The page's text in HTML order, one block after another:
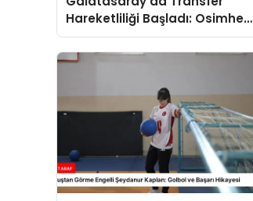
Hareketliliği Başladı: Osimhen
ve Ziyech Gündemde